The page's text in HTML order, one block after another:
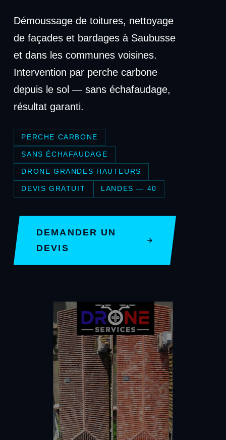
Démoussage de toitures, nettoyage
de façades et bardages à Saubusse
et dans les communes voisines.
Intervention par perche carbone
depuis le sol — sans échafaudage,
résultat garanti.
PERCHE CARBONE
SANS ÉCHAFAUDAGE
DRONE GRANDES HAUTEURS
DEVIS GRATUIT LANDES — 40
DEMANDER UN
DEVIS